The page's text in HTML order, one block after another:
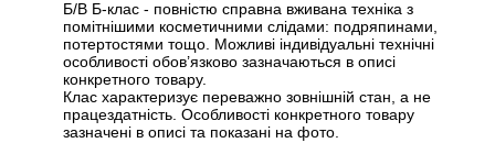
Б/В Б-клас - повністю справна вживана техніка з
помітнішими косметичними слідами: подряпинами,
потертостями тощо. Можливі індивідуальні технічні
особливості обов’язково зазначаються в описі
конкретного товару.
Клас характеризує переважно зовнішній стан, а не
працездатність. Особливості конкретного товару
зазначені в описі та показані на фото.